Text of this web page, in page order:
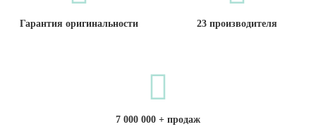
Гарантия оригинальности 23 производителя
7 000 000 + продаж